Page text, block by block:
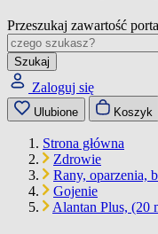
Przeszukaj zawartość
Szukaj
Zaloguj się
Ulubione Koszyk
Strona główna
Zdrowie
Rany, oparzenia,
Gojenie
Alantan Plus, (20